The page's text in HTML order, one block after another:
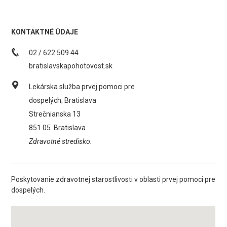
KONTAKTNÉ ÚDAJE
02 / 622 509 44
bratislavskapohotovost.sk
Lekárska služba prvej pomoci pre
dospelých; Bratislava
Strečnianska 13
851 05 Bratislava
Zdravotné stredisko.
Poskytovanie zdravotnej starostlivosti v oblasti prvej pomoci pre
dospelých.